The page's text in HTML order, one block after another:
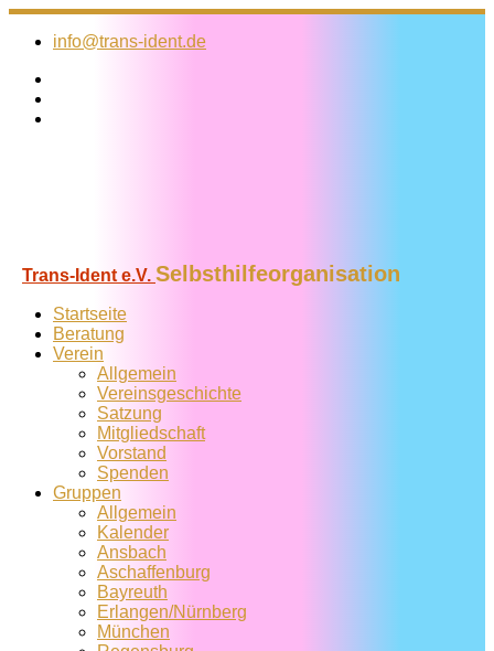
Zum
Inhalt
info@trans-ident.de
Trans-Ident e.V. Selbsthilfeorganisation
Startseite
Beratung
Verein
Allgemein
Vereins­geschichte
Satzung
Mitglied­schaft
Vorstand
Spenden
Gruppen
Allgemein
Kalender
Ansbach
Aschaffenburg
Bayreuth
Erlangen/Nürnberg
München